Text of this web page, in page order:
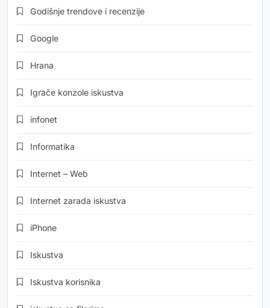
Godišnje trendove i recenzije
Google
Hrana
Igrače konzole iskustva
infonet
Informatika
Internet – Web
Internet zarada iskustva
iPhone
Iskustva
Iskustva korisnika